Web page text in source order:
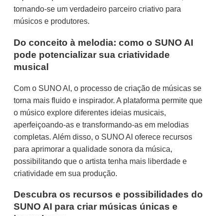
tornando-se um verdadeiro parceiro criativo para
músicos e produtores.
Do conceito à melodia: como o SUNO AI
pode potencializar sua criatividade
musical
Com o SUNO AI, o processo de criação de músicas se
torna mais fluido e inspirador. A plataforma permite que
o músico explore diferentes ideias musicais,
aperfeiçoando-as e transformando-as em melodias
completas. Além disso, o SUNO AI oferece recursos
para aprimorar a qualidade sonora da música,
possibilitando que o artista tenha mais liberdade e
criatividade em sua produção.
Descubra os recursos e possibilidades do
SUNO AI para criar músicas únicas e